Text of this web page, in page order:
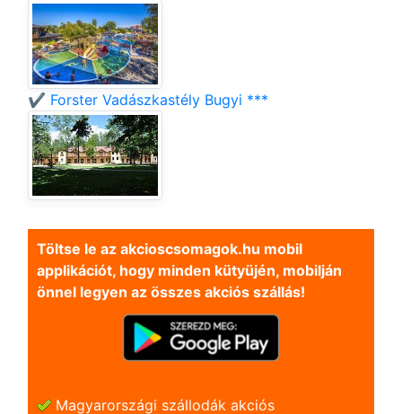
✔️ Forster Vadászkastély Bugyi ***
Töltse le az akcioscsomagok.hu mobil
applikációt, hogy minden kütyüjén, mobilján
önnel legyen az összes akciós szállás!
Magyarországi szállodák akciós